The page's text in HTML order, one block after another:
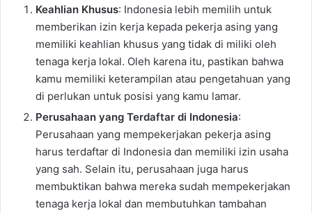
Keahlian Khusus: Indonesia lebih memilih untuk
memberikan izin kerja kepada pekerja asing yang
memiliki keahlian khusus yang tidak di miliki oleh
tenaga kerja lokal. Oleh karena itu, pastikan bahwa
kamu memiliki keterampilan atau pengetahuan yang
di perlukan untuk posisi yang kamu lamar.
Perusahaan yang Terdaftar di Indonesia:
Perusahaan yang mempekerjakan pekerja asing
harus terdaftar di Indonesia dan memiliki izin usaha
yang sah. Selain itu, perusahaan juga harus
membuktikan bahwa mereka sudah mempekerjakan
tenaga kerja lokal dan membutuhkan tambahan